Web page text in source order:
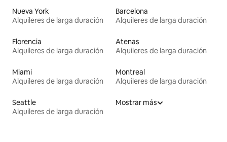
Nueva York
Alquileres de larga duración
Barcelona
Alquileres de larga duración
Florencia
Alquileres de larga duración
Atenas
Alquileres de larga duración
Miami
Alquileres de larga duración
Montreal
Alquileres de larga duración
Seattle
Alquileres de larga duración
Mostrar más